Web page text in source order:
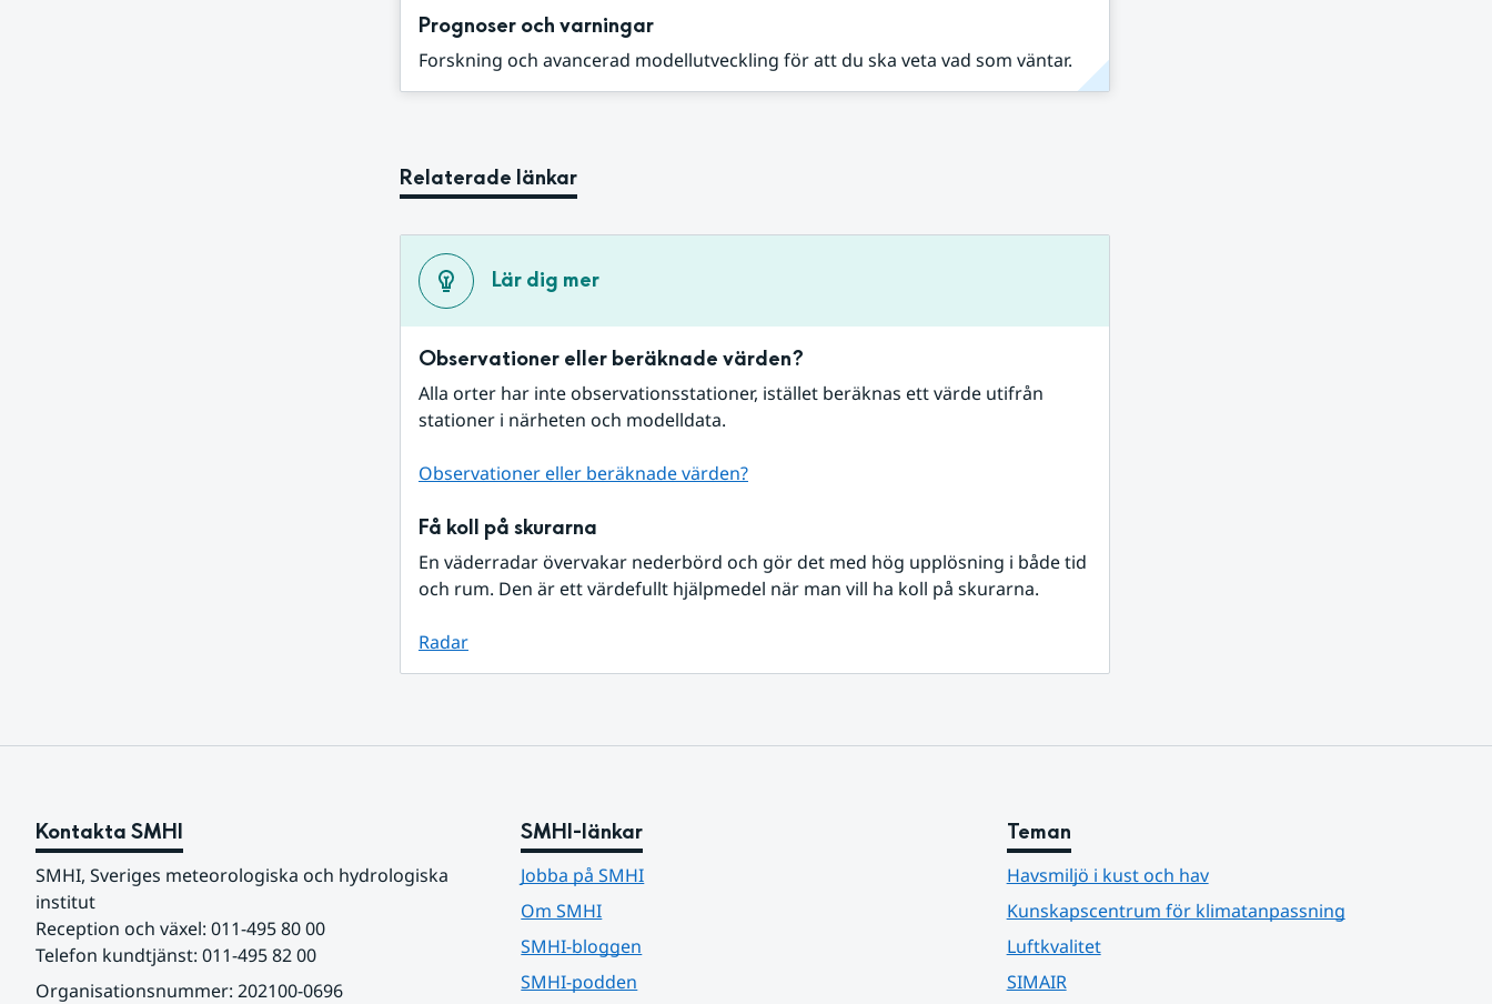
Prognoser och varningar
Forskning och avancerad modellutveckling för att du ska veta vad som väntar.
Relaterade länkar
Lär dig mer
Observationer eller beräknade värden?
Alla orter har inte observationsstationer, istället beräknas ett värde utifrån
stationer i närheten och modelldata.
Observationer eller beräknade värden?
Få koll på skurarna
En väderradar övervakar nederbörd och gör det med hög upplösning i både tid
och rum. Den är ett värdefullt hjälpmedel när man vill ha koll på skurarna.
Radar
Kontakta SMHI
SMHI, Sveriges meteorologiska och hydrologiska
institut
Reception och växel: 011-495 80 00
Telefon kundtjänst: 011-495 82 00
Organisationsnummer: 202100-0696
SMHI-länkar
Jobba på SMHI
Om SMHI
SMHI-bloggen
SMHI-podden
Teman
Havsmiljö i kust och hav
Kunskapscentrum för klimatanpassning
Luftkvalitet
SIMAIR